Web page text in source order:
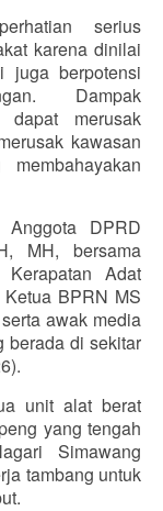
serius
karena dinilai
juga berpotensi
Dampak
dapat merusak
kawasan
Anggota DPRD
MH, bersama
Adat
BPRN MS
awak media
berada di sekitar
unit alat berat
yang tengah
Simawang
tambang untuk